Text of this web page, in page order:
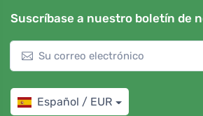
Suscríbase a nuestro boletín de
Español / EUR